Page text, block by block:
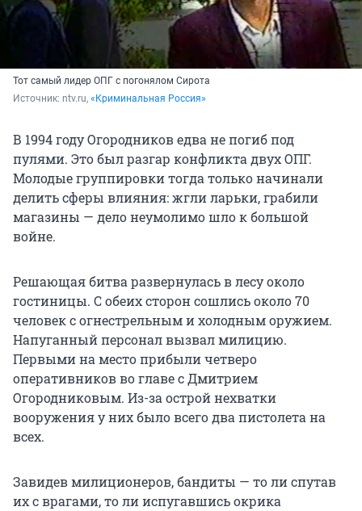
Тот самый лидер ОПГ с погонялом Сирота
Источник: ntv.ru, «Криминальная Россия»
В 1994 году Огородников едва не погиб под
пулями. Это был разгар конфликта двух ОПГ.
Молодые группировки тогда только начинали
делить сферы влияния: жгли ларьки, грабили
магазины — дело неумолимо шло к большой
войне.
Решающая битва развернулась в лесу около
гостиницы. С обеих сторон сошлись около 70
человек с огнестрельным и холодным оружием.
Напуганный персонал вызвал милицию.
Первыми на место прибыли четверо
оперативников во главе с Дмитрием
Огородниковым. Из-за острой нехватки
вооружения у них было всего два пистолета на
всех.
Завидев милиционеров, бандиты — то ли спутав
их с врагами, то ли испугавшись окрика